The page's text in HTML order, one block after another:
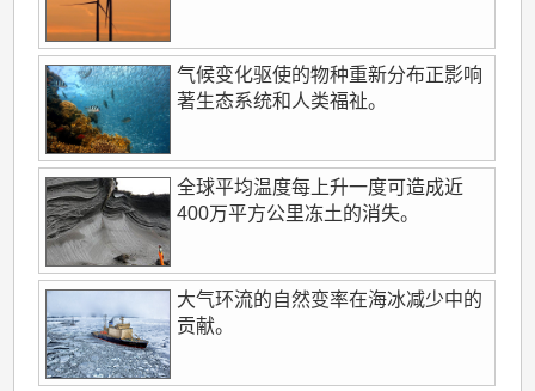
气候变化驱使的物种重新分布正影响
著生态系统和人类福祉。
全球平均温度每上升一度可造成近
400万平方公里冻土的消失。
大气环流的自然变率在海冰减少中的
贡献。